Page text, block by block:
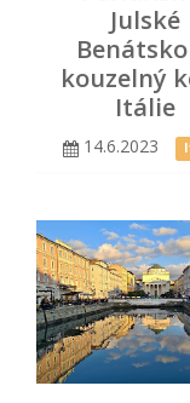
Julské
kouzelný
Itálie
14.6.2023